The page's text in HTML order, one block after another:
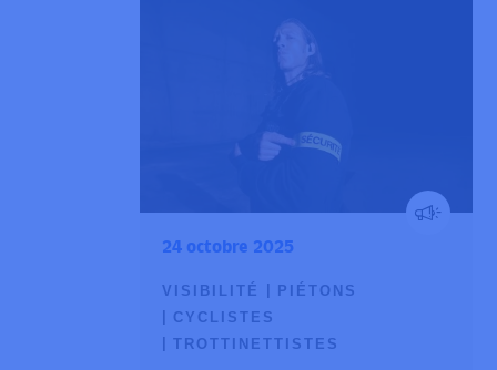
24 octobre 2025
VISIBILITÉ
PIÉTONS
CYCLISTES
TROTTINETTISTES